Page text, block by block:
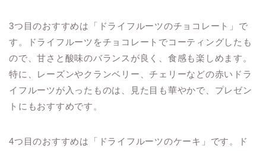
3つ目のおすすめは「ドライフルーツのチョコレート」で
す。ドライフルーツをチョコレートでコーティングしたも
ので、甘さと酸味のバランスが良く、食感も楽しめます。
特に、レーズンやクランベリー、チェリーなどの赤いドラ
イフルーツが入ったものは、見た目も華やかで、プレゼン
トにもおすすめです。
4つ目のおすすめは「ドライフルーツのケーキ」です。ド